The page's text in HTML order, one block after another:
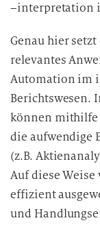
–interpretation
Genau hier
relevantes
Automation im
Berichtswesen.
können mithilfe
die aufwendige
(z.B.
Auf diese
effizient
und